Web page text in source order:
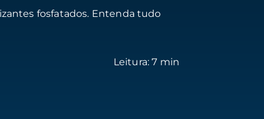
fosfatados. Entenda tudo